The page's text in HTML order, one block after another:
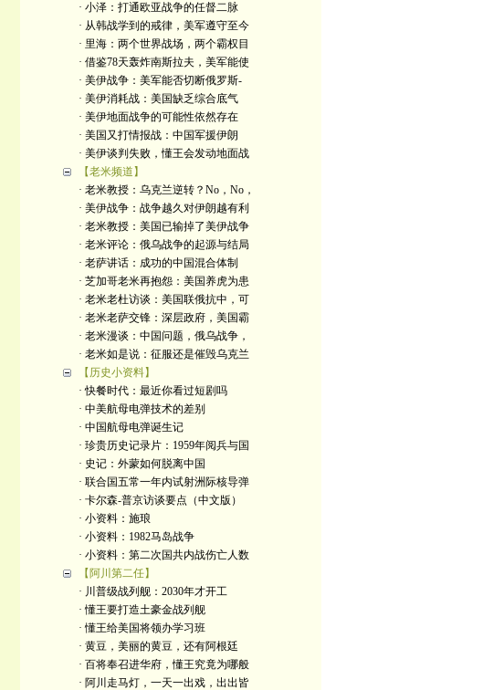
· 小泽：打通欧亚战争的任督二脉
· 从韩战学到的戒律，美军遵守至今
· 里海：两个世界战场，两个霸权目
· 借鉴78天轰炸南斯拉夫，美军能使
· 美伊战争：美军能否切断俄罗斯-
· 美伊消耗战：美国缺乏综合底气
· 美伊地面战争的可能性依然存在
· 美国又打情报战：中国军援伊朗
· 美伊谈判失败，懂王会发动地面战
【老米频道】
· 老米教授：乌克兰逆转？No，No，
· 美伊战争：战争越久对伊朗越有利
· 老米教授：美国已输掉了美伊战争
· 老米评论：俄乌战争的起源与结局
· 老萨讲话：成功的中国混合体制
· 芝加哥老米再抱怨：美国养虎为患
· 老米老杜访谈：美国联俄抗中，可
· 老米老萨交锋：深层政府，美国霸
· 老米漫谈：中国问题，俄乌战争，
· 老米如是说：征服还是催毁乌克兰
【历史小资料】
· 快餐时代：最近你看过短剧吗
· 中美航母电弹技术的差别
· 中国航母电弹诞生记
· 珍贵历史记录片：1959年阅兵与国
· 史记：外蒙如何脱离中国
· 联合国五常一年内试射洲际核导弹
· 卡尔森-普京访谈要点（中文版）
· 小资料：施琅
· 小资料：1982马岛战争
· 小资料：第二次国共内战伤亡人数
【阿川第二任】
· 川普级战列舰：2030年才开工
· 懂王要打造土豪金战列舰
· 懂王给美国将领办学习班
· 黄豆，美丽的黄豆，还有阿根廷
· 百将奉召进华府，懂王究竟为哪般
· 阿川走马灯，一天一出戏，出出皆